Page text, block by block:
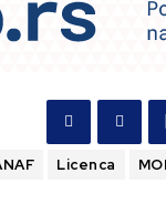
Licenca